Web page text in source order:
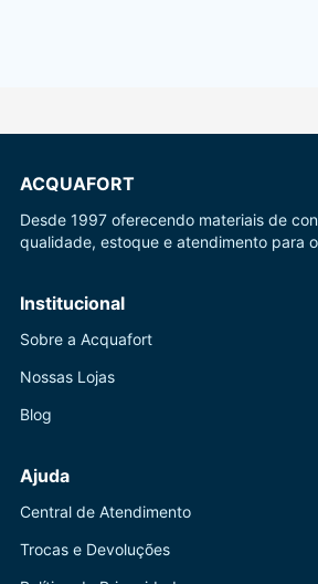
ACQUAFORT
Desde 1997 oferecendo materiais de
qualidade, estoque e atendimento para
Institucional
Sobre a Acquafort
Nossas Lojas
Blog
Ajuda
Central de Atendimento
Trocas e Devoluções